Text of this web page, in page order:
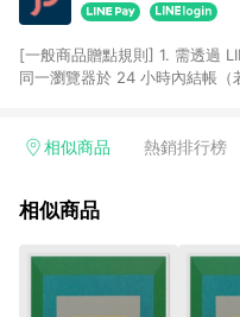
[一般商品贈點規則] 1. 需透過
同一瀏覽器於 24 小時內結帳
回饋訂單不得享有 Pinkoi 站方
行為，不具贈點資格，部分退款
貨後 45 天後發送。 8. 群眾募
運費，攤位費等不具贈點資格
顏色、價位、贈品如與 Pinkoi
相似商品 熱銷排行榜
相似商品